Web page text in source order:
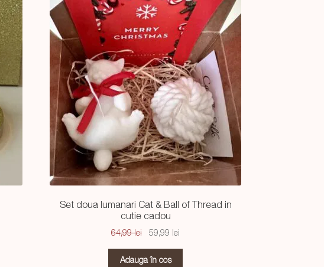
Set doua lumanari Cat & Ball of Thread in
cutie cadou
64,99lei
Prețul
a
59,99 lei
Adaugă în coș